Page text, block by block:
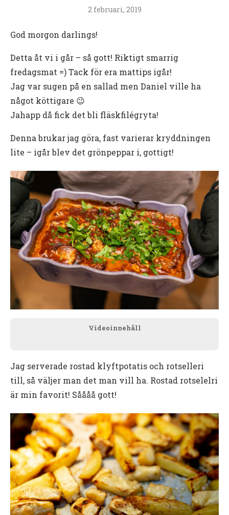
2 februari, 2019
God morgon darlings!
Detta åt vi i går – så gott! Riktigt smarrig
fredagsmat =) Tack för era mattips igår!
Jag var sugen på en sallad men Daniel ville ha
något köttigare 😉
Jahapp då fick det bli fläskfilégryta!
Denna brukar jag göra, fast varierar kryddningen
lite – igår blev det grönpeppar i, gottigt!
Videoinnehåll
Jag serverade rostad klyftpotatis och rotselleri
till, så väljer man det man vill ha. Rostad rotselelri
är min favorit! Såååå gott!